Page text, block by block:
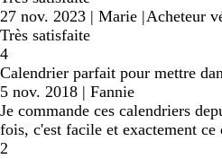
27 nov. 2023 | Marie |Acheteur
Très satisfaite
4
Calendrier parfait pour mettre
5 nov. 2018 | Fannie
Je commande ces calendriers
fois, c'est facile et exactement
2